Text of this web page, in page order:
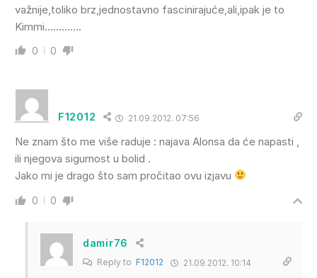
važnije,toliko brz,jednostavno fascinirajuće,ali,ipak je to
Kimmi………….
0 0
F12012 21.09.2012. 07:56
Ne znam što me više raduje : najava Alonsa da će napasti ,
ili njegova sigurnost u bolid .
Jako mi je drago što sam pročitao ovu izjavu
0 0
damir76
Reply to F12012 21.09.2012. 10:14